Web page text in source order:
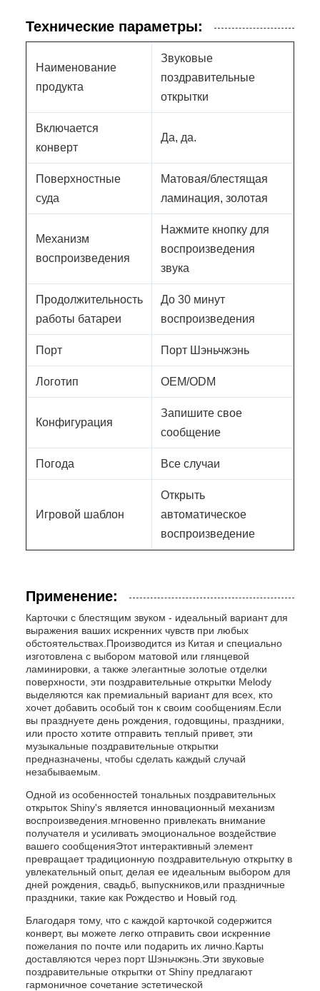
Технические параметры:
Наименование
продукта
Звуковые
поздравительные
открытки
Включается
конверт
Да, да.
Поверхностные
суда
Матовая/блестящая
ламинация, золотая
Механизм
воспроизведения
Нажмите кнопку для
воспроизведения
звука
Продолжительность
работы батареи
До 30 минут
воспроизведения
Порт Порт Шэньчжэнь
Логотип OEM/ODM
Конфигурация
Запишите свое
сообщение
Погода Все случаи
Игровой шаблон
Открыть
автоматическое
воспроизведение
Применение:
Карточки с блестящим звуком - идеальный вариант для
выражения ваших искренних чувств при любых
обстоятельствах.Производится из Китая и специально
изготовлена с выбором матовой или глянцевой
ламинировки, а также элегантные золотые отделки
поверхности, эти поздравительные открытки Melody
выделяются как премиальный вариант для всех, кто
хочет добавить особый тон к своим сообщениям.Если
вы празднуете день рождения, годовщины, праздники,
или просто хотите отправить теплый привет, эти
музыкальные поздравительные открытки
предназначены, чтобы сделать каждый случай
незабываемым.
Одной из особенностей тональных поздравительных
открыток Shiny's является инновационный механизм
воспроизведения.мгновенно привлекать внимание
получателя и усиливать эмоциональное воздействие
вашего сообщенияЭтот интерактивный элемент
превращает традиционную поздравительную открытку в
увлекательный опыт, делая ее идеальным выбором для
дней рождения, свадьб, выпускников,или праздничные
праздники, такие как Рождество и Новый год.
Благодаря тому, что с каждой карточкой содержится
конверт, вы можете легко отправить свои искренние
пожелания по почте или подарить их лично.Карты
доставляются через порт Шэньчжэнь.Эти звуковые
поздравительные открытки от Shiny предлагают
гармоничное сочетание эстетической